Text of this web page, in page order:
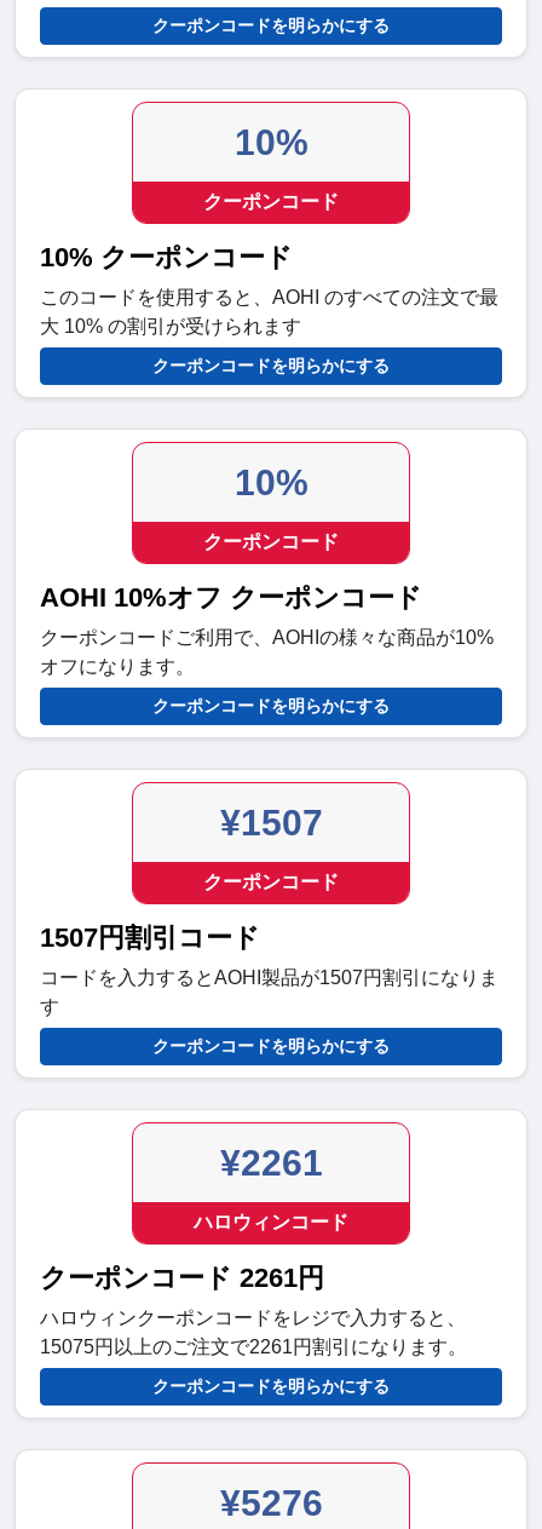
クーポンコードを明らかにする
10%
クーポンコード
10% クーポンコード
このコードを使用すると、AOHI のすべての注文で最
大 10% の割引が受けられます
クーポンコードを明らかにする
10%
クーポンコード
AOHI 10%オフ クーポンコード
クーポンコードご利用で、AOHIの様々な商品が10%
オフになります。
クーポンコードを明らかにする
¥1507
クーポンコード
1507円割引コード
コードを入力するとAOHI製品が1507円割引になりま
す
クーポンコードを明らかにする
¥2261
ハロウィンコード
クーポンコード 2261円
ハロウィンクーポンコードをレジで入力すると、
15075円以上のご注文で2261円割引になります。
クーポンコードを明らかにする
¥5276